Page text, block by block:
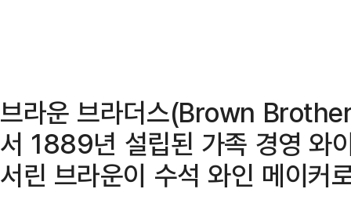
브라운 브라더스(Brown
서 1889년 설립된 가족 경영 와
서린 브라운이 수석 와인 메이커